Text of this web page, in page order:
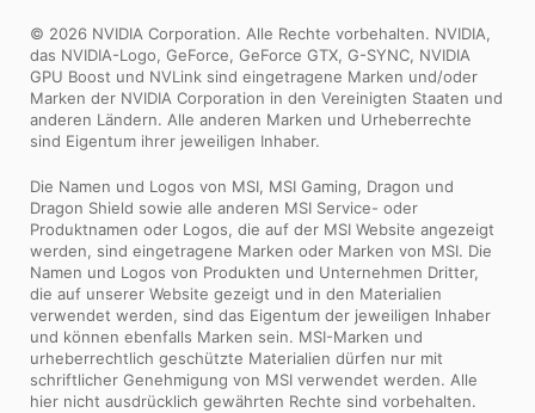
© 2026 NVIDIA Corporation. Alle Rechte vorbehalten. NVIDIA,
das NVIDIA-Logo, GeForce, GeForce GTX, G-SYNC, NVIDIA
GPU Boost und NVLink sind eingetragene Marken und/oder
Marken der NVIDIA Corporation in den Vereinigten Staaten und
anderen Ländern. Alle anderen Marken und Urheberrechte
sind Eigentum ihrer jeweiligen Inhaber.
Die Namen und Logos von MSI, MSI Gaming, Dragon und
Dragon Shield sowie alle anderen MSI Service- oder
Produktnamen oder Logos, die auf der MSI Website angezeigt
werden, sind eingetragene Marken oder Marken von MSI. Die
Namen und Logos von Produkten und Unternehmen Dritter,
die auf unserer Website gezeigt und in den Materialien
verwendet werden, sind das Eigentum der jeweiligen Inhaber
und können ebenfalls Marken sein. MSI-Marken und
urheberrechtlich geschützte Materialien dürfen nur mit
schriftlicher Genehmigung von MSI verwendet werden. Alle
hier nicht ausdrücklich gewährten Rechte sind vorbehalten.